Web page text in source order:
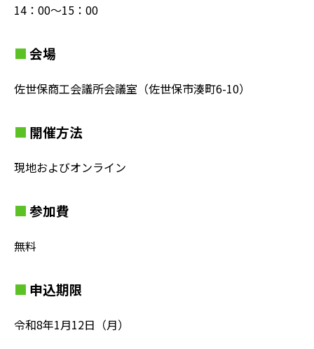
14：00〜15：00
会場
佐世保商工会議所会議室（佐世保市湊町6-10）
開催方法
現地およびオンライン
参加費
無料
申込期限
令和8年1月12日（月）